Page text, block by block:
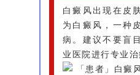
白癜风出现在皮
为白癜风，一种
病。建议不要盲
业医院进行专业治